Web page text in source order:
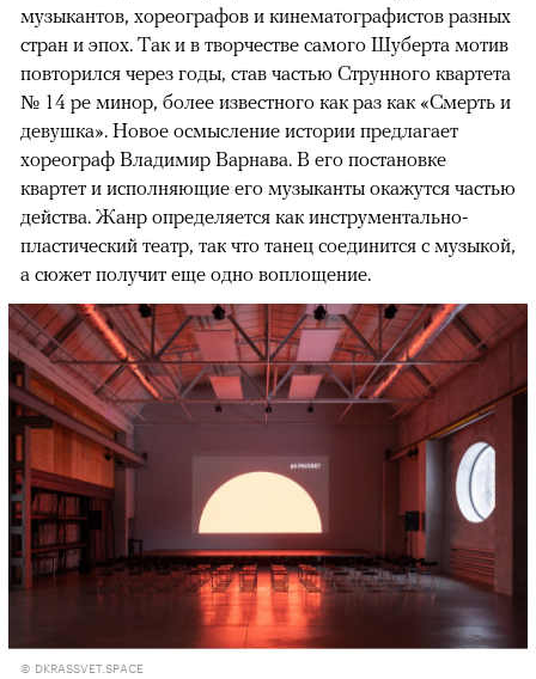
музыкантов, хореографов и кинематографистов разных
стран и эпох. Так и в творчестве самого Шуберта мотив
повторился через годы, став частью Струнного квартета
№ 14 ре минор, более известного как раз как «Смерть и
девушка». Новое осмысление истории предлагает
хореограф Владимир Варнава. В его постановке
квартет и исполняющие его музыканты окажутся частью
действа. Жанр определяется как инструментально-
пластический театр, так что танец соединится с музыкой,
а сюжет получит еще одно воплощение.
© DKRASSVET.SPACE